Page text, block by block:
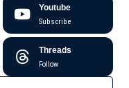
Youtube
Subscribe
Threads
Follow